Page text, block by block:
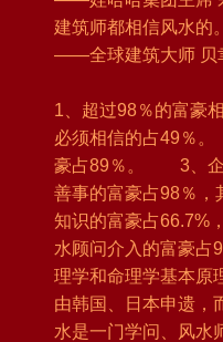
建筑师都相信风水的
——全球建筑大师 贝
1、超过98％的富豪
必须相信的占49％
豪占89％。 3、企
善事的富豪占98％
知识的富豪占66.7%
水顾问介入的富豪
理学和命理学基本
由韩国、日本申遗
水是一门学问、风水